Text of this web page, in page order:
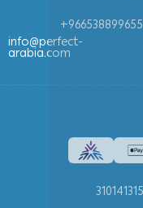
+966538899655
info@perfect-
arabia.com